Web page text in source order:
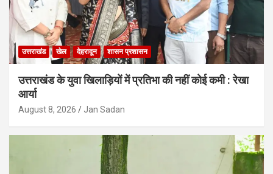
उत्तराखंड खेल देहरादून शासन प्रशासन
उत्तराखंड के युवा खिलाड़ियों में प्रतिभा की नहीं कोई कमी : रेखा
आर्या
August 8, 2026 Jan Sadan